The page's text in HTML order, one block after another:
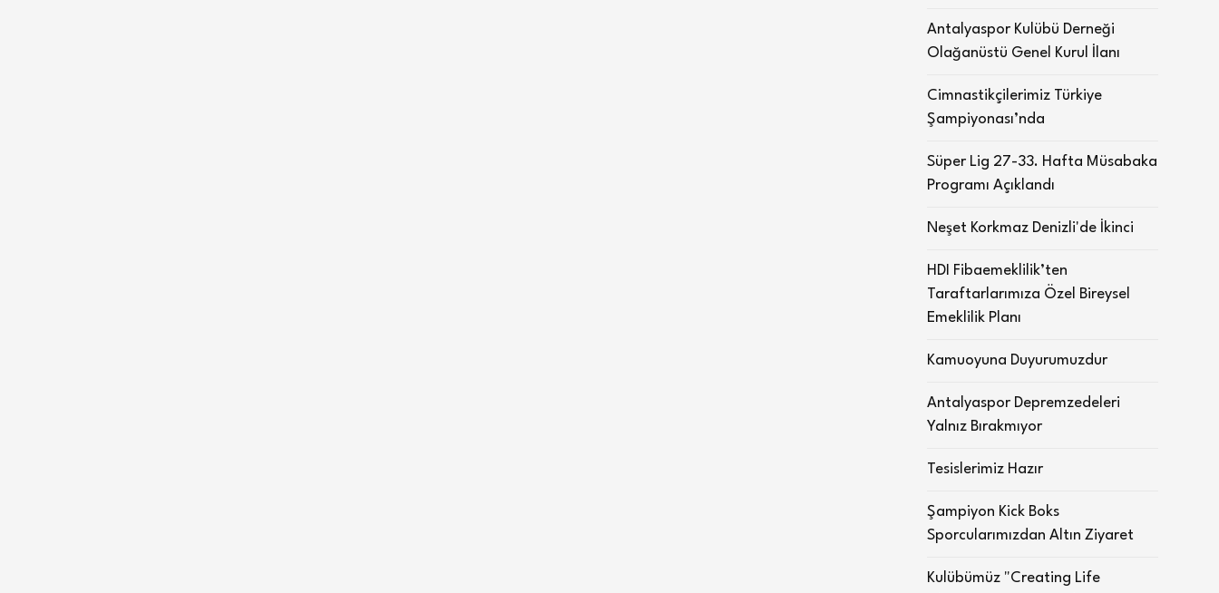
Antalyaspor Kulübü Derneği
Olağanüstü Genel Kurul İlanı
Cimnastikçilerimiz Türkiye
Şampiyonası’nda
Süper Lig 27-33. Hafta Müsabaka
Programı Açıklandı
Neşet Korkmaz Denizli'de İkinci
HDI Fibaemeklilik’ten
Taraftarlarımıza Özel Bireysel
Emeklilik Planı
Kamuoyuna Duyurumuzdur
Antalyaspor Depremzedeleri
Yalnız Bırakmıyor
Tesislerimiz Hazır
Şampiyon Kick Boks
Sporcularımızdan Altın Ziyaret
Kulübümüz "Creating Life